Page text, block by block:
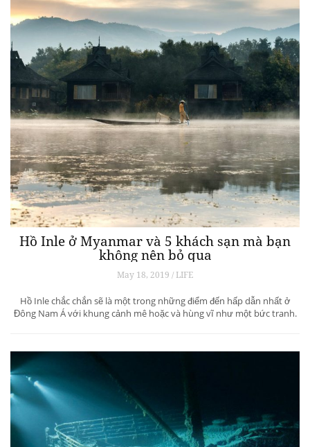
Hồ Inle ở Myanmar và 5 khách sạn mà bạn
không nên bỏ qua
May 18, 2019 / LIFE
Hồ Inle chắc chắn sẽ là một trong những điểm đến hấp dẫn nhất ở
Đông Nam Á với khung cảnh mê hoặc và hùng vĩ như một bức tranh.